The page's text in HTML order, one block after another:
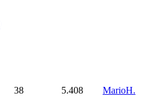
38 5.408 MarioH.